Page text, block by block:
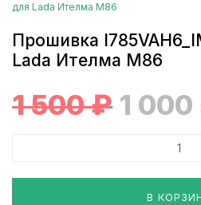
для Lada Ителма М86
Прошивка
Lada Ителма М86
1 500₽ 1 000
В